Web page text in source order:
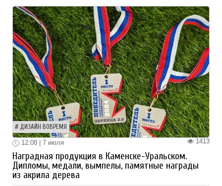
ДИЗАЙН ВОВРЕМЯ
1413
12:08 | 7 июля
Наградная продукция в Каменске-Уральском.
Дипломы, медали, вымпелы, памятные награды
из акрила дерева